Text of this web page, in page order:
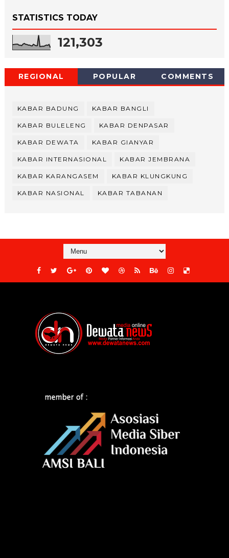
STATISTICS TODAY
121,303
REGIONAL POPULAR COMMENTS
KABAR BADUNG KABAR BANGLI
KABAR BULELENG KABAR DENPASAR
KABAR DEWATA KABAR GIANYAR
KABAR INTERNASIONAL KABAR JEMBRANA
KABAR KARANGASEM KABAR KLUNGKUNG
KABAR NASIONAL KABAR TABANAN